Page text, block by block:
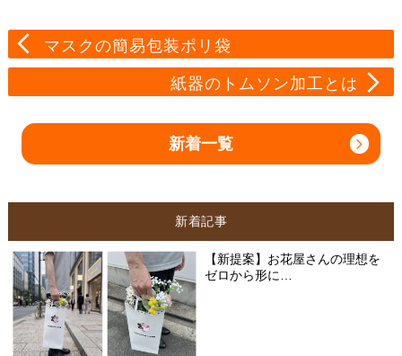
マスクの簡易包装ポリ袋
紙器のトムソン加工とは
新着一覧
新着記事
【新提案】お花屋さんの理想を
ゼロから形に…